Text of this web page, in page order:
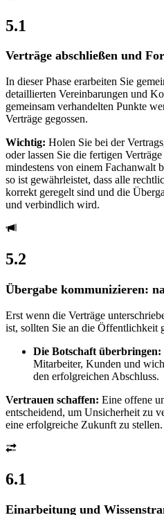
5.1
Verträge abschließen und
In dieser Phase erarbeiten Sie
detaillierten Vereinbarungen und
gemeinsam verhandelten Punkte
Verträge gegossen.
Wichtig: Holen Sie bei der
oder lassen Sie die fertigen
mindestens von einem Fachanwalt
so ist gewährleistet, dass alle
korrekt geregelt sind und die
und verbindlich wird.
5.2
Übergabe kommunizieren:
Erst wenn die Verträge
ist, sollten Sie an die Öffentlichkeit
Die Botschaft überbringen:
Mitarbeiter, Kunden und
den erfolgreichen Abschluss.
Vertrauen schaffen: Eine offene
entscheidend, um Unsicherheit zu
eine erfolgreiche Zukunft zu stellen.
6.1
Einarbeitung und